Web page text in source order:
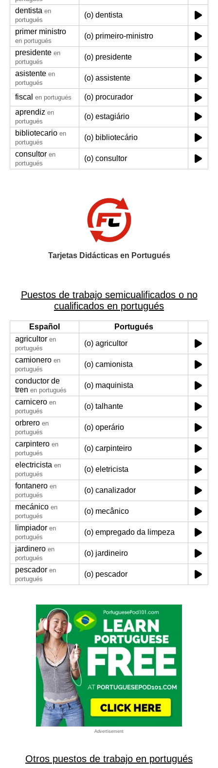
dentista en
portugués
(o) dentista
primer ministro
en portugués
(o) primeiro-ministro
presidente en
portugués
(o) presidente
asistente en
portugués
(o) assistente
fiscal en portugués
(o) procurador
aprendiz en
portugués
(o) estagiário
bibliotecario en
portugués
(o) bibliotecário
consultor en
portugués
(o) consultor
Tarjetas Didácticas en Portugués
Puestos de trabajo semicualificados o no
cualificados en portugués
Español
Portugués
agricultor en
portugués
(o) agricultor
camionero en
portugués
(o) camionista
conductor de
tren en portugués
(o) maquinista
carnicero en
portugués
(o) talhante
orbrero en
portugués
(o) operário
carpintero en
portugués
(o) carpinteiro
electricista en
portugués
(o) eletricista
fontanero en
portugués
(o) canalizador
mecánico en
portugués
(o) mecânico
limpiador en
portugués
(o) empregado da limpeza
jardinero en
portugués
(o) jardineiro
pescador en
portugués
(o) pescador
Advertisement
Otros puestos de trabajo en portugués